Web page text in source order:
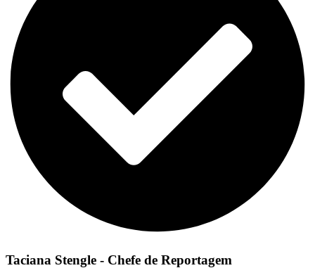
Taciana Stengle - Chefe de Reportagem